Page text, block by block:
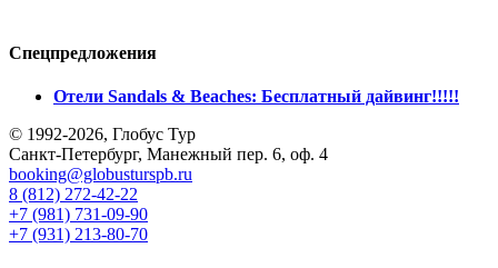
Спецпредложения
Отели Sandals & Beaches: Бесплатный дайвинг!!!!!
© 1992-2026, Глобус Тур
Санкт-Петербург, Манежный пер. 6, оф. 4
booking@globusturspb.ru
8 (812) 272-42-22
+7 (981) 731-09-90
+7 (931) 213-80-70